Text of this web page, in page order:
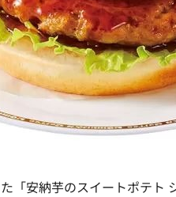
「安納芋のスイートポテト